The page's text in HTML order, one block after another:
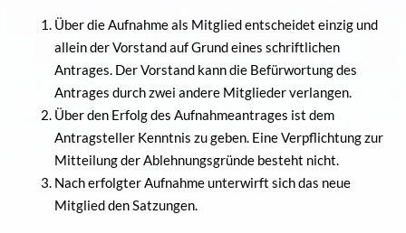
Über die Aufnahme als Mitglied entscheidet einzig und
allein der Vorstand auf Grund eines schriftlichen
Antrages. Der Vorstand kann die Befürwortung des
Antrages durch zwei andere Mitglieder verlangen.
Über den Erfolg des Aufnahmeantrages ist dem
Antragsteller Kenntnis zu geben. Eine Verpflichtung zur
Mitteilung der Ablehnungsgründe besteht nicht.
Nach erfolgter Aufnahme unterwirft sich das neue
Mitglied den Satzungen.